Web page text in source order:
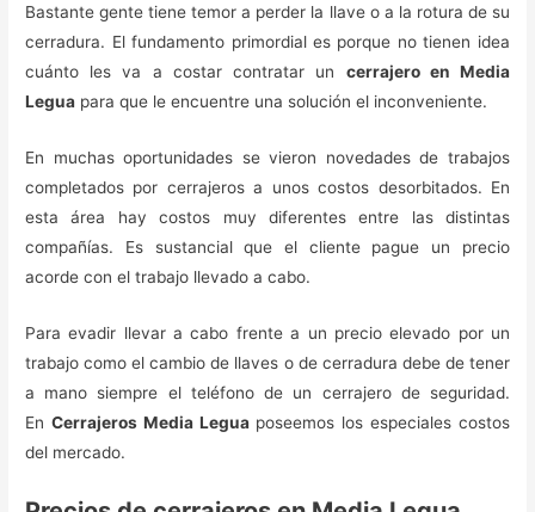
Bastante gente tiene temor a perder la llave o a la rotura de su
cerradura. El fundamento primordial es porque no tienen idea
cuánto les va a costar contratar un cerrajero en Media
Legua para que le encuentre una solución el inconveniente.
En muchas oportunidades se vieron novedades de trabajos
completados por cerrajeros a unos costos desorbitados. En
esta área hay costos muy diferentes entre las distintas
compañías. Es sustancial que el cliente pague un precio
acorde con el trabajo llevado a cabo.
Para evadir llevar a cabo frente a un precio elevado por un
trabajo como el cambio de llaves o de cerradura debe de tener
a mano siempre el teléfono de un cerrajero de seguridad.
En Cerrajeros Media Leguaposeemos los especiales costos
del mercado.